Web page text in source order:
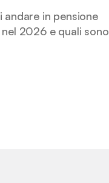
andare in pensione
2026 e quali sono